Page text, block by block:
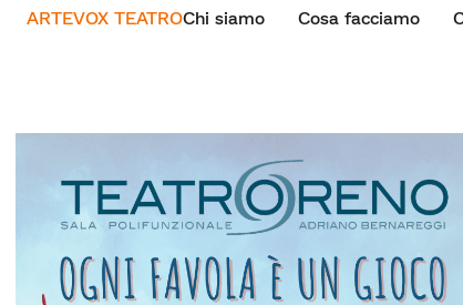
ARTEVOX TEATROChi siamo Cosa facciamo